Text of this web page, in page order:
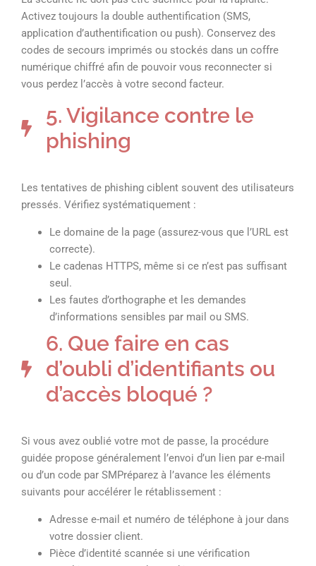
Activez toujours la double authentification (SMS,
application d’authentification ou push). Conservez des
codes de secours imprimés ou stockés dans un coffre
numérique chiffré afin de pouvoir vous reconnecter si
vous perdez l’accès à votre second facteur.
5. Vigilance contre le
phishing
Les tentatives de phishing ciblent souvent des utilisateurs
pressés. Vérifiez systématiquement :
Le domaine de la page (assurez-vous que l’URL est
correcte).
Le cadenas HTTPS, même si ce n’est pas suffisant
seul.
Les fautes d’orthographe et les demandes
d’informations sensibles par mail ou SMS.
6. Que faire en cas
d’oubli d’identifiants ou
d’accès bloqué ?
Si vous avez oublié votre mot de passe, la procédure
guidée propose généralement l’envoi d’un lien par e-mail
ou d’un code par SMPréparez à l’avance les éléments
suivants pour accélérer le rétablissement :
Adresse e-mail et numéro de téléphone à jour dans
votre dossier client.
Pièce d’identité scannée si une vérification